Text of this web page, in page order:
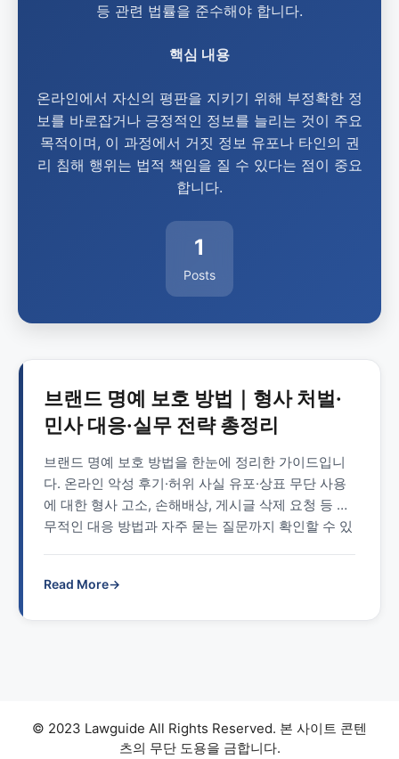
등 관련 법률을 준수해야 합니다.
핵심 내용
온라인에서 자신의 평판을 지키기 위해 부정확한 정
보를 바로잡거나 긍정적인 정보를 늘리는 것이 주요
목적이며, 이 과정에서 거짓 정보 유포나 타인의 권
리 침해 행위는 법적 책임을 질 수 있다는 점이 중요
합니다.
1
Posts
브랜드 명예 보호 방법｜형사 처벌·
민사 대응·실무 전략 총정리
브랜드 명예 보호 방법을 한눈에 정리한 가이드입니
다. 온라인 악성 후기·허위 사실 유포·상표 무단 사용
에 대한 형사 고소, 손해배상, 게시글 삭제 요청 등 실
무적인 대응 방법과 자주 묻는 질문까지 확인할 수 있
Read More→
© 2023 Lawguide All Rights Reserved. 본 사이트 콘텐
츠의 무단 도용을 금합니다.